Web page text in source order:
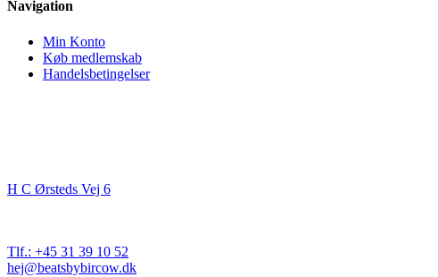
Navigation
Min Konto
Køb medlemskab
Handelsbetingelser
H C Ørsteds Vej 6
Tlf.: +45 31 39 10 52
hej@beatsbybircow.dk